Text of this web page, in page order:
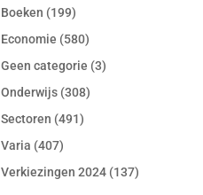
Boeken (199)
Economie (580)
Geen categorie (3)
Onderwijs (308)
Sectoren (491)
Varia (407)
Verkiezingen 2024 (137)